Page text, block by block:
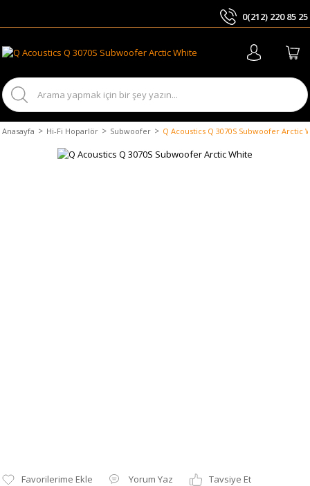
0(212) 220 85 25
Anasayfa Hi-Fi Hoparlör Subwoofer Q Acoustics Q 3070S Subwoofer Arctic
Yorum Yaz
Tavsiye Et